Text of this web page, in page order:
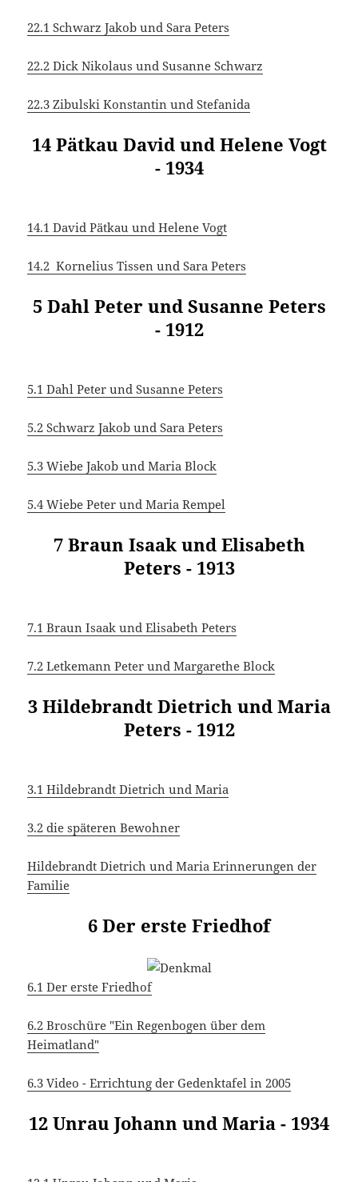
22.1 Schwarz Jakob und Sara Peters
22.2 Dick Nikolaus und Susanne Schwarz
22.3 Zibulski Konstantin und Stefanida
14 Pätkau David und Helene Vogt
- 1934
14.1 David Pätkau und Helene Vogt
14.2 Kornelius Tissen und Sara Peters
5 Dahl Peter und Susanne Peters
- 1912
5.1 Dahl Peter und Susanne Peters
5.2 Schwarz Jakob und Sara Peters
5.3 Wiebe Jakob und Maria Block
5.4 Wiebe Peter und Maria Rempel
7 Braun Isaak und Elisabeth
Peters - 1913
7.1 Braun Isaak und Elisabeth Peters
7.2 Letkemann Peter und Margarethe Block
3 Hildebrandt Dietrich und Maria
Peters - 1912
3.1 Hildebrandt Dietrich und Maria
3.2 die späteren Bewohner
Hildebrandt Dietrich und Maria Erinnerungen der
Familie
6 Der erste Friedhof
6.1 Der erste Friedhof
6.2 Broschüre "Ein Regenbogen über dem
Heimatland"
6.3 Video - Errichtung der Gedenktafel in 2005
12 Unrau Johann und Maria - 1934